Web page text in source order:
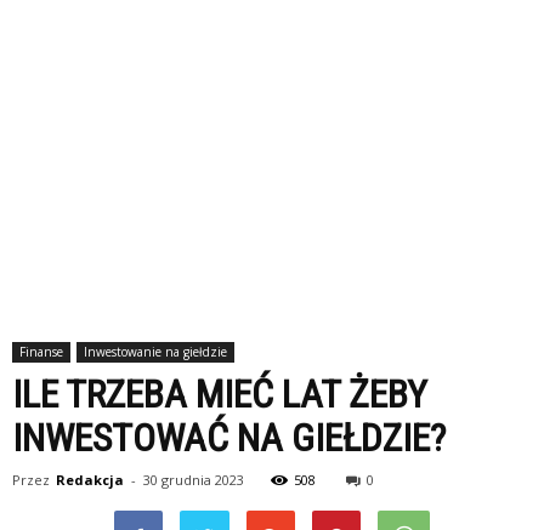
Finanse Inwestowanie na giełdzie
ILE TRZEBA MIEĆ LAT ŻEBY
INWESTOWAĆ NA GIEŁDZIE?
Przez Redakcja - 30 grudnia 2023 508 0